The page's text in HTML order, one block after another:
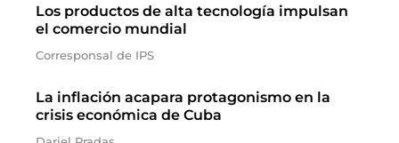
Los productos de alta tecnología impulsan
el comercio mundial
Corresponsal de IPS
La inflación acapara protagonismo en la
crisis económica de Cuba